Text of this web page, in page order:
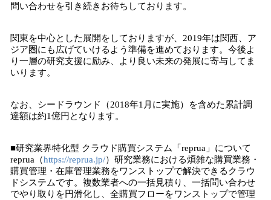
問い合わせを引き続きお待ちしております。
関東を中心とした展開をしておりますが、2019年は関西、ア
ジア圏にも広げていけるよう準備を進めております。今後よ
り一層の研究支援に励み、より良い未来の発展に寄与してま
いります。
なお、シードラウンド（2018年1月に実施）を含めた累計調
達額は約1億円となります。
■研究業界特化型 クラウド購買システム「reprua」について
reprua（https://reprua.jp/）研究業務における煩雑な購買業務・
購買管理・在庫管理業務をワンストップで解決できるクラウ
ドシステムです。複数業者への一括見積り、一括問い合わせ
でやり取りを円滑化し、全購買フローをワンストップで管理